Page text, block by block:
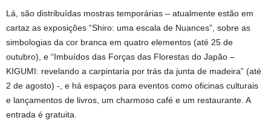
Lá, são distribuídas mostras temporárias – atualmente estão em
cartaz as exposições “Shiro: uma escala de Nuances”, sobre as
simbologias da cor branca em quatro elementos (até 25 de
outubro), e “Imbuídos das Forças das Florestas do Japão –
KIGUMI: revelando a carpintaria por trás da junta de madeira” (até
2 de agosto) -, e há espaços para eventos como oficinas culturais
e lançamentos de livros, um charmoso café e um restaurante. A
entrada é gratuita.